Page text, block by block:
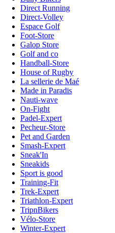
Direct Running
Direct-Volley
Espace Golf
Foot-Store
Galop Store
Golf and co
Handball-Store
House of Rugby
La sellerie de Maé
Made in Paradis
Nauti-wave
On-Fight
Padel-Expert
Pecheur-Store
Pet and Garden
Smash-Expert
Sneak'In
Sneakids
Sport is good
Training-Fit
Trek-Expert
Triathlon-Expert
TripnBikers
Vélo-Store
Winter-Expert